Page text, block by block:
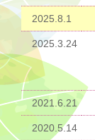
2025.8.1
2025.3.24
2021.6.21
2020.5.14